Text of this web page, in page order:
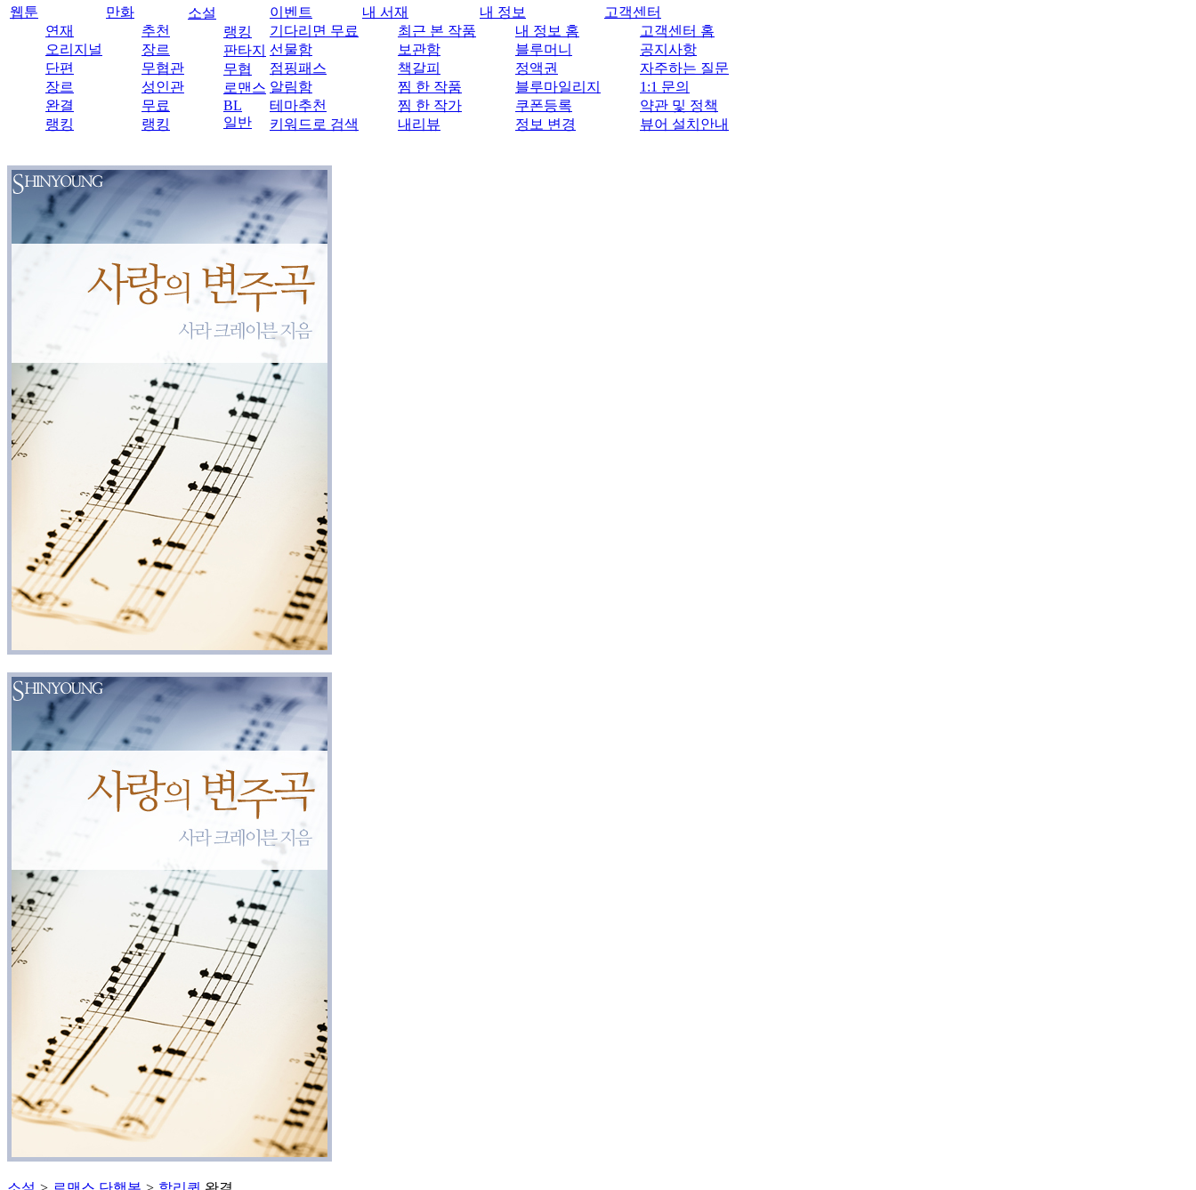
웹툰
연재
오리지널
단편
장르
완결
랭킹
만화
추천
장르
무협관
성인관
무료
랭킹
소설
랭킹
판타지
무협
로맨스
BL
일반
이벤트
기다리면 무료
선물함
점핑패스
알림함
테마추천
키워드로 검색
내 서재
최근 본 작품
보관함
책갈피
찜 한 작품
찜 한 작가
내리뷰
내 정보
내 정보 홈
블루머니
정액권
블루마일리지
쿠폰등록
정보 변경
고객센터
고객센터 홈
공지사항
자주하는 질문
1:1 문의
약관 및 정책
뷰어 설치안내